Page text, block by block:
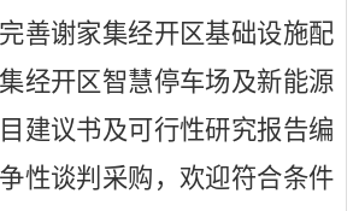
善谢家集经开区基础设施配
经开区智慧停车场及新能源
建议书及可行性研究报告编
性谈判采购，欢迎符合条件